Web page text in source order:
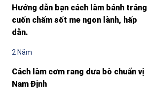
Hướng dẫn bạn cách làm bánh tráng
cuốn chấm sốt me ngon lành, hấp
dẫn.
2 Năm
Cách làm cơm rang dưa bò chuẩn vị
Nam Định